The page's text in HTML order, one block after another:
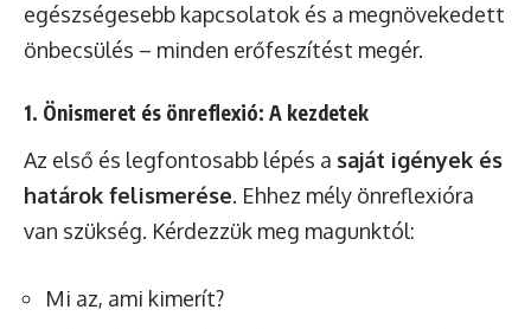
egészségesebb kapcsolatok és a megnövekedett
önbecsülés – minden erőfeszítést megér.
1. Önismeret és önreflexió: A kezdetek
Az első és legfontosabb lépés a saját igények és
határok felismerése. Ehhez mély önreflexióra
van szükség. Kérdezzük meg magunktól:
Mi az, ami kimerít?